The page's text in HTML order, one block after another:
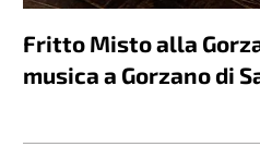
Fritto Misto alla
musica a Gorzano di